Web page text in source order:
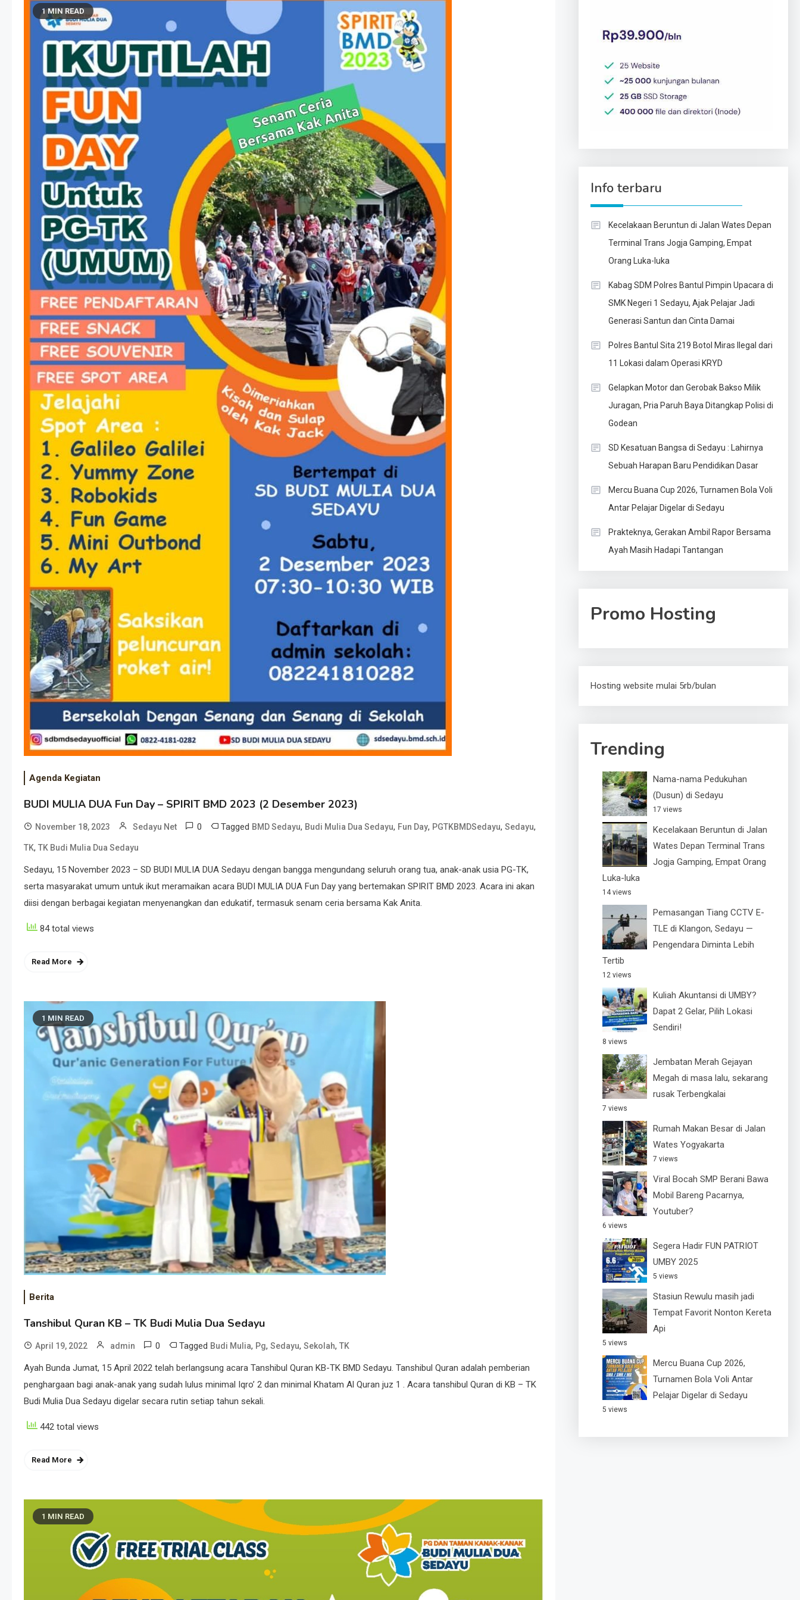
1 MIN READ
Agenda Kegiatan
BUDI MULIA DUA Fun Day – SPIRIT BMD 2023 (2 Desember 2023)
November 18, 2023 Sedayu Net 0 Tagged BMD Sedayu, Budi Mulia Dua Sedayu, Fun Day, PGTKBMDSedayu, Sedayu,
TK, TK Budi Mulia Dua Sedayu
Sedayu, 15 November 2023 – SD BUDI MULIA DUA Sedayu dengan bangga mengundang seluruh orang tua, anak-anak usia PG-TK,
serta masyarakat umum untuk ikut meramaikan acara BUDI MULIA DUA Fun Day yang bertemakan SPIRIT BMD 2023. Acara ini akan
diisi dengan berbagai kegiatan menyenangkan dan edukatif, termasuk senam ceria bersama Kak Anita.
84 total views
Read More
1 MIN READ
Berita
Tanshibul Quran KB – TK Budi Mulia Dua Sedayu
April 19, 2022 admin 0 Tagged Budi Mulia, Pg, Sedayu, Sekolah, TK
Ayah Bunda Jumat, 15 April 2022 telah berlangsung acara Tanshibul Quran KB-TK BMD Sedayu. Tanshibul Quran adalah pemberian
penghargaan bagi anak-anak yang sudah lulus minimal Iqro’ 2 dan minimal Khatam Al Quran juz 1 . Acara tanshibul Quran di KB – TK
Budi Mulia Dua Sedayu digelar secara rutin setiap tahun sekali.
442 total views
Read More
1 MIN READ
Info terbaru
Kecelakaan Beruntun di Jalan Wates Depan
Terminal Trans Jogja Gamping, Empat
Orang Luka-luka
Kabag SDM Polres Bantul Pimpin Upacara di
SMK Negeri 1 Sedayu, Ajak Pelajar Jadi
Generasi Santun dan Cinta Damai
Polres Bantul Sita 219 Botol Miras Ilegal dari
11 Lokasi dalam Operasi KRYD
Gelapkan Motor dan Gerobak Bakso Milik
Juragan, Pria Paruh Baya Ditangkap Polisi di
Godean
SD Kesatuan Bangsa di Sedayu : Lahirnya
Sebuah Harapan Baru Pendidikan Dasar
Mercu Buana Cup 2026, Turnamen Bola Voli
Antar Pelajar Digelar di Sedayu
Prakteknya, Gerakan Ambil Rapor Bersama
Ayah Masih Hadapi Tantangan
Promo Hosting
Hosting website mulai 5rb/bulan
Trending
Nama-nama Pedukuhan
(Dusun) di Sedayu
17 views
Kecelakaan Beruntun di Jalan
Wates Depan Terminal Trans
Jogja Gamping, Empat Orang
Luka-luka
14 views
Pemasangan Tiang CCTV E-
TLE di Klangon, Sedayu —
Pengendara Diminta Lebih
Tertib
12 views
Kuliah Akuntansi di UMBY?
Dapat 2 Gelar, Pilih Lokasi
Sendiri!
8 views
Jembatan Merah Gejayan
Megah di masa lalu, sekarang
rusak Terbengkalai
7 views
Rumah Makan Besar di Jalan
Wates Yogyakarta
7 views
Viral Bocah SMP Berani Bawa
Mobil Bareng Pacarnya,
Youtuber?
6 views
Segera Hadir FUN PATRIOT
UMBY 2025
5 views
Stasiun Rewulu masih jadi
Tempat Favorit Nonton Kereta
Api
5 views
Mercu Buana Cup 2026,
Turnamen Bola Voli Antar
Pelajar Digelar di Sedayu
5 views